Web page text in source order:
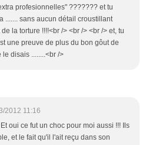
profesionnelles" ??????? et tu
....... sans aucun détail croustillant
la torture !!!!<br /> <br /> <br /> et, tu
une preuve de plus du bon gôut de
le disais ........<br />
2012 11:16
oui ce fut un choc pour moi aussi !!! Ils
et le fait qu'il l'ait reçu dans son